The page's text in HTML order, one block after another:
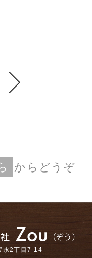
からどうぞ
永2丁目7-14